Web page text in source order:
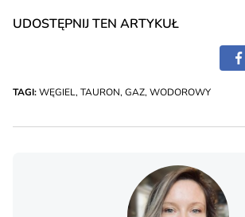
UDOSTĘPNIJ TEN ARTYKUŁ
TAGI:WĘGIEL, TAURON, GAZ, WODOROWY